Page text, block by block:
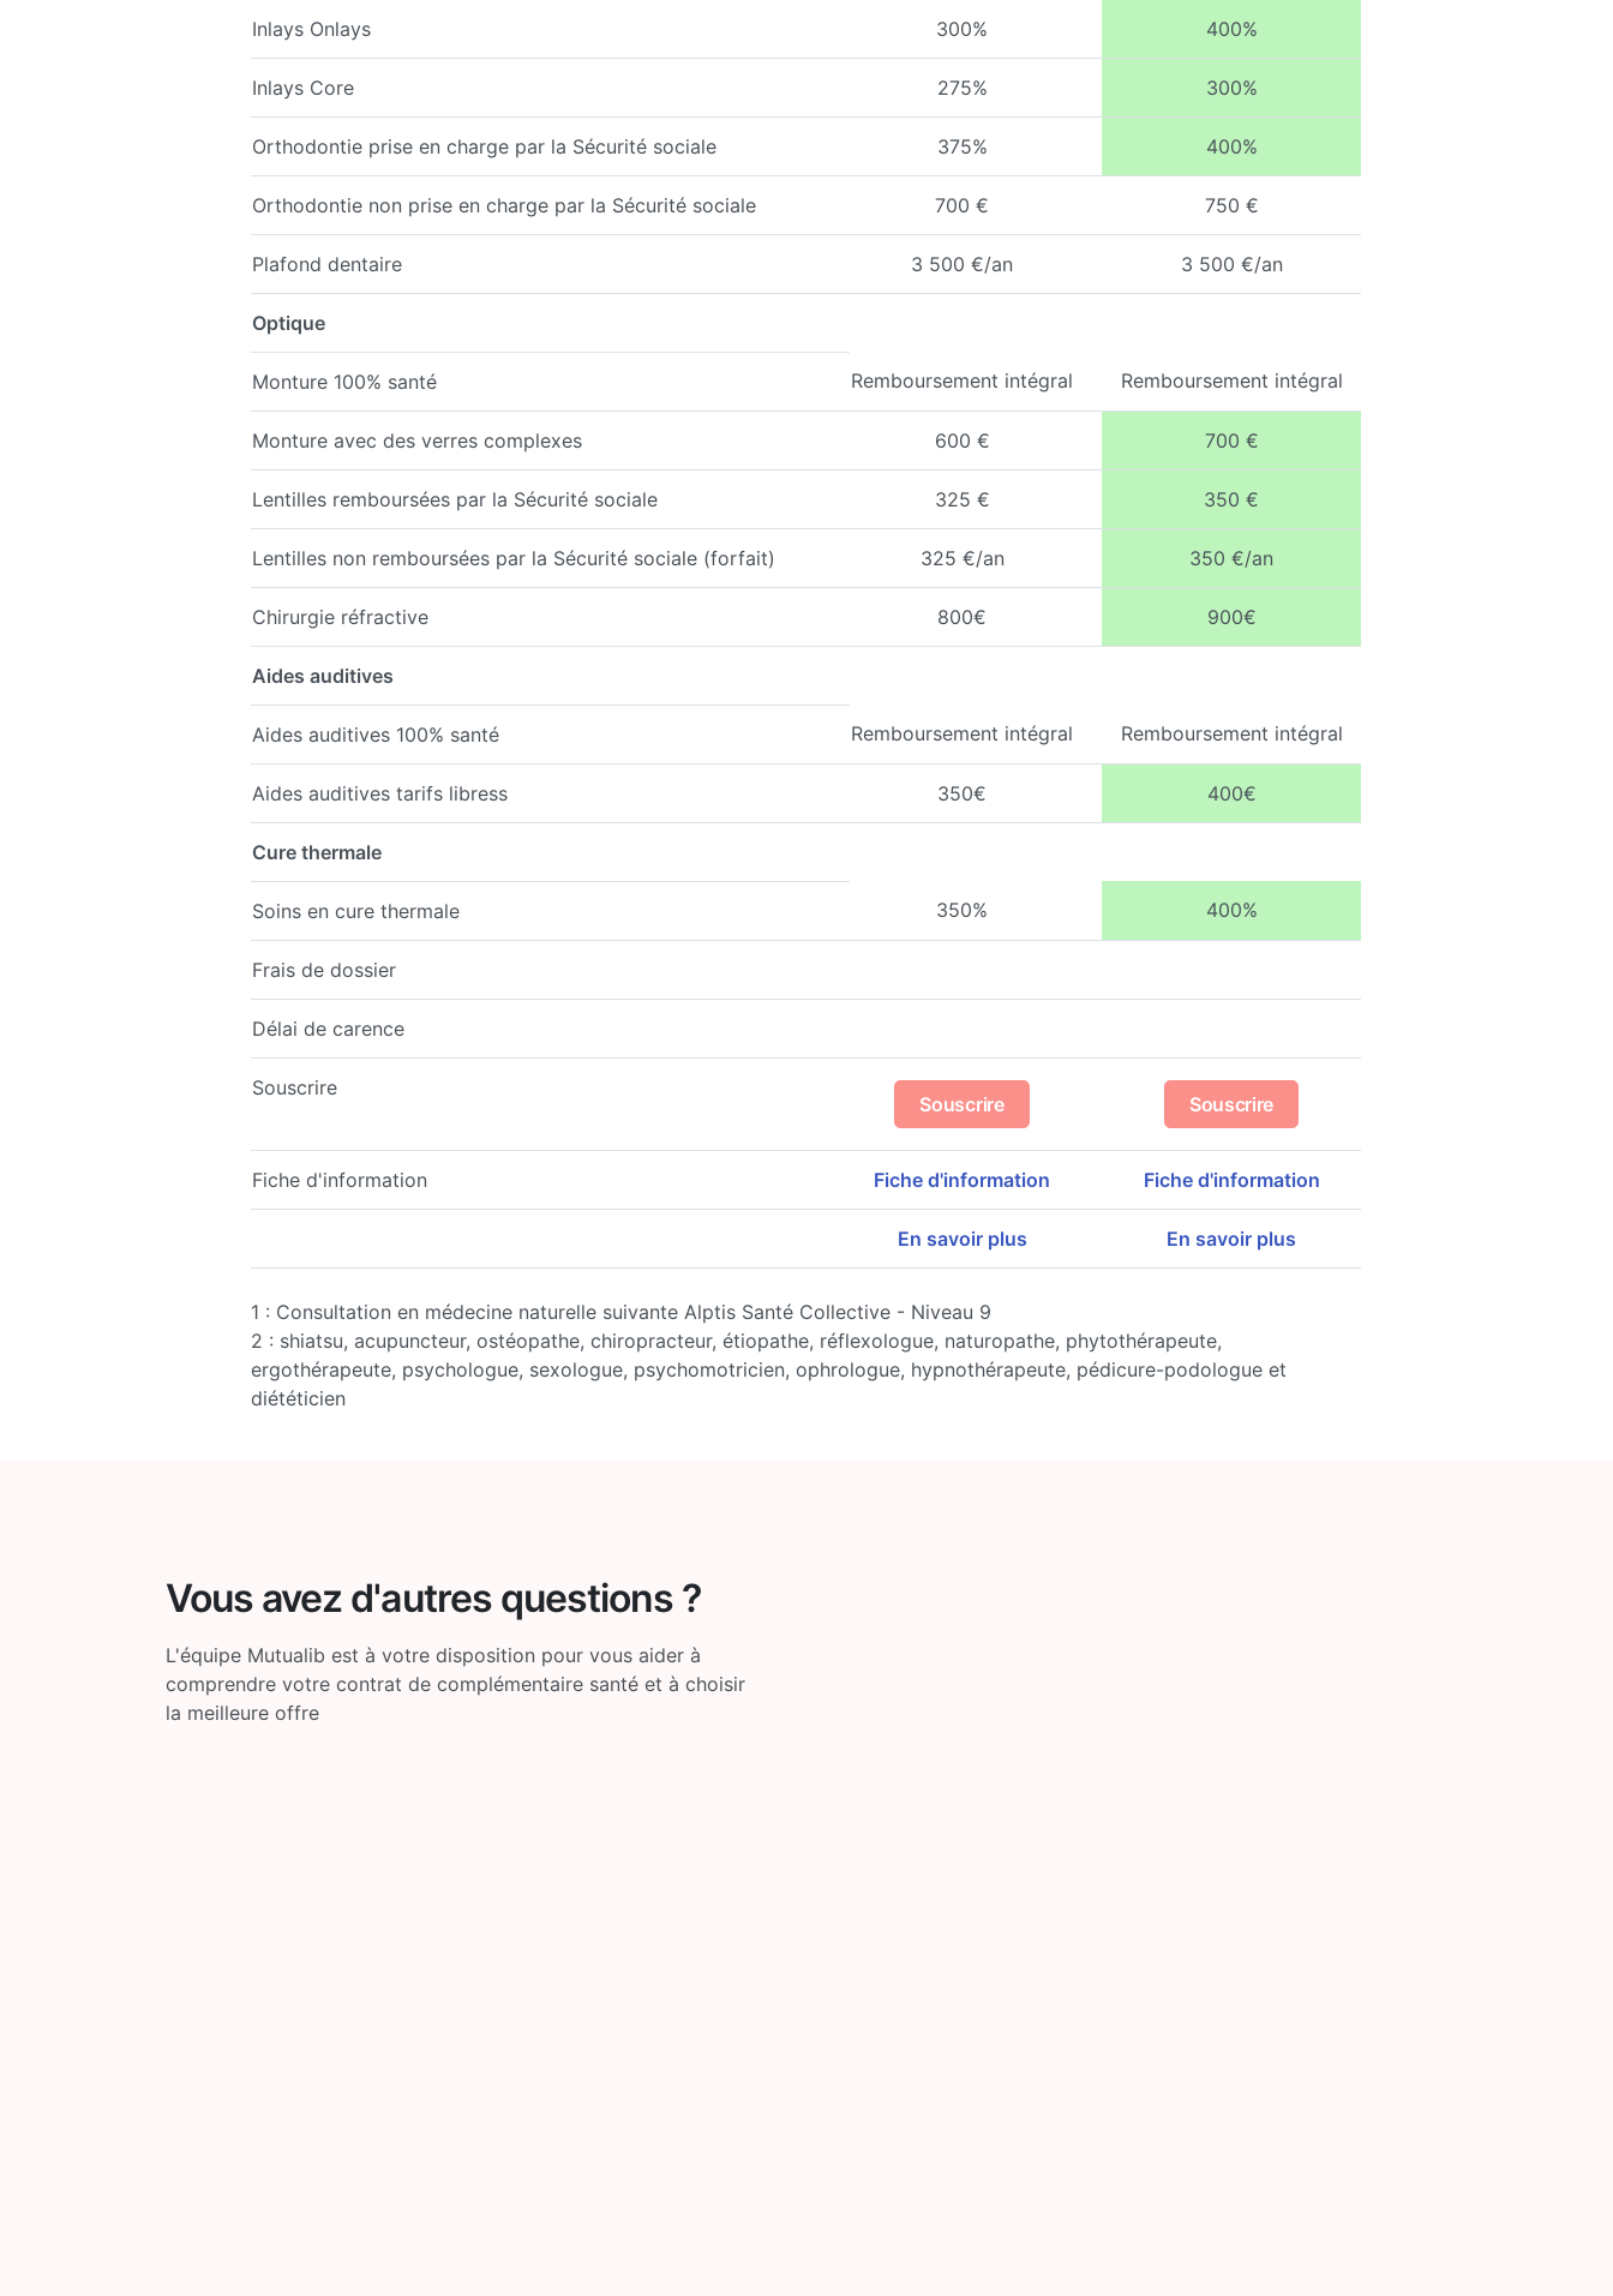
Inlays Onlays 300% 400%
Inlays Core 275% 300%
Orthodontie prise en charge par la Sécurité sociale 375% 400%
Orthodontie non prise en charge par la Sécurité sociale 700 € 750 €
Plafond dentaire 3 500 €/an 3 500 €/an
Optique
Monture 100% santé Remboursement intégral Remboursement intégral
Monture avec des verres complexes 600 € 700 €
Lentilles remboursées par la Sécurité sociale 325 € 350 €
Lentilles non remboursées par la Sécurité sociale (forfait) 325 €/an 350 €/an
Chirurgie réfractive 800€ 900€
Aides auditives
Aides auditives 100% santé Remboursement intégral Remboursement intégral
Aides auditives tarifs libress 350€ 400€
Cure thermale
Soins en cure thermale 350% 400%
Frais de dossier
Délai de carence
Souscrire
Souscrire Souscrire
Fiche d'information Fiche d'information Fiche d'information
En savoir plus En savoir plus
1 : Consultation en médecine naturelle suivante Alptis Santé Collective - Niveau 9
2 : shiatsu, acupuncteur, ostéopathe, chiropracteur, étiopathe, réflexologue, naturopathe, phytothérapeute,
ergothérapeute, psychologue, sexologue, psychomotricien, ophrologue, hypnothérapeute, pédicure-podologue et
diététicien
Vous avez d'autres questions ?
L'équipe Mutualib est à votre disposition pour vous aider à
comprendre votre contrat de complémentaire santé et à choisir
la meilleure offre